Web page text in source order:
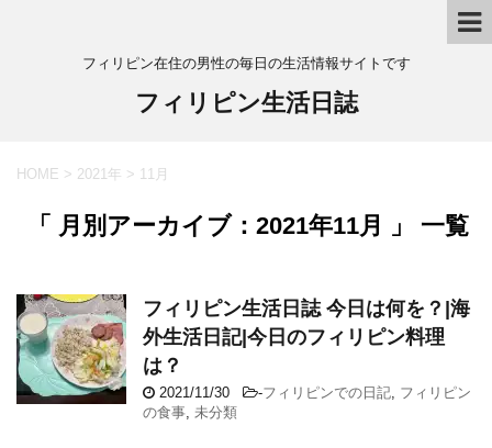
フィリピン在住の男性の毎日の生活情報サイトです
フィリピン生活日誌
HOME > 2021年 > 11月
「 月別アーカイブ：2021年11月 」 一覧
フィリピン生活日誌 今日は何を？|海
外生活日記|今日のフィリピン料理
は？
2021/11/30 -フィリピンでの日記 フィリピン
の食事 未分類